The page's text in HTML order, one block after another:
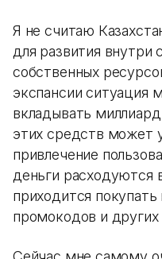
Я не считаю
для развития внутри
собственных
экспансии ситуация
вкладывать
этих средств может
привлечение
деньги расходуются
приходится
промокодов и